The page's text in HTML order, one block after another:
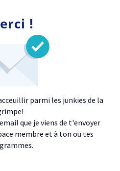
!
parmi les junkies de la
que je viens de t'envoyer
membre et à ton ou tes